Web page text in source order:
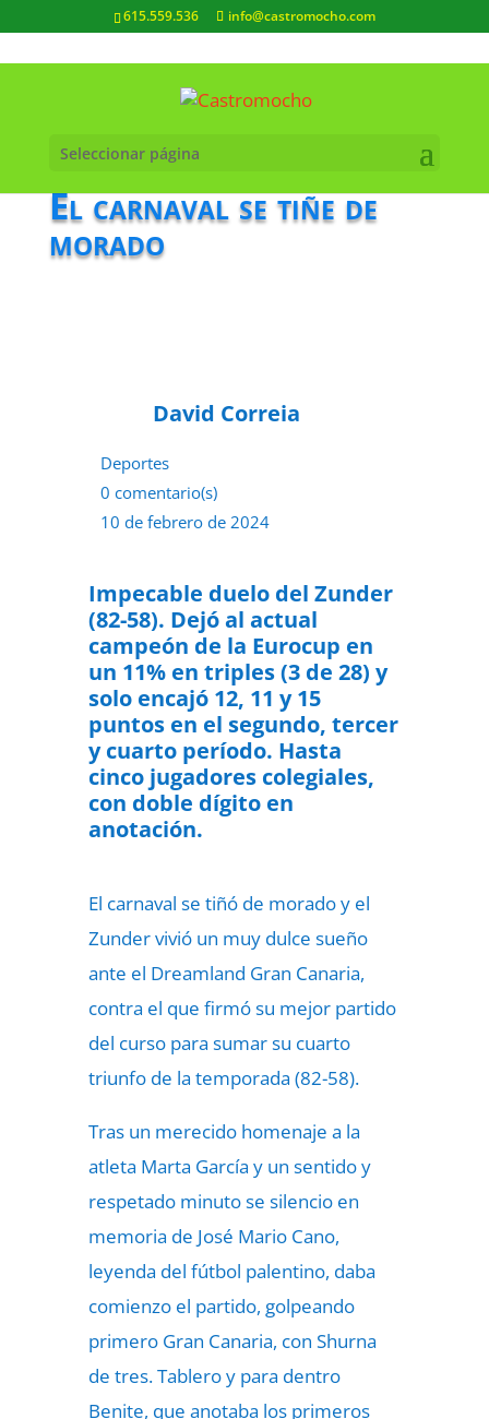
615.559.536 info@castromocho.com
Seleccionar página
El carnaval se tiñe de
morado
David Correia
Deportes
0 comentario(s)
10 de febrero de 2024
Impecable duelo del Zunder
(82-58). Dejó al actual
campeón de la Eurocup en
un 11% en triples (3 de 28) y
solo encajó 12, 11 y 15
puntos en el segundo, tercer
y cuarto período. Hasta
cinco jugadores colegiales,
con doble dígito en
anotación.
El carnaval se tiñó de morado y el
Zunder vivió un muy dulce sueño
ante el Dreamland Gran Canaria,
contra el que firmó su mejor partido
del curso para sumar su cuarto
triunfo de la temporada (82-58).
Tras un merecido homenaje a la
atleta Marta García y un sentido y
respetado minuto se silencio en
memoria de José Mario Cano,
leyenda del fútbol palentino, daba
comienzo el partido, golpeando
primero Gran Canaria, con Shurna
de tres. Tablero y para dentro
Benite, que anotaba los primeros